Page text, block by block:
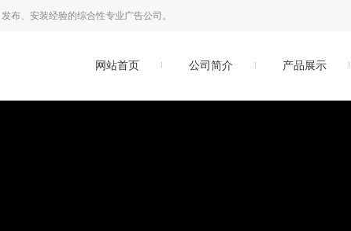
布、安装经验的综合性专业广告公司。
网站首页 公司简介 产品展示